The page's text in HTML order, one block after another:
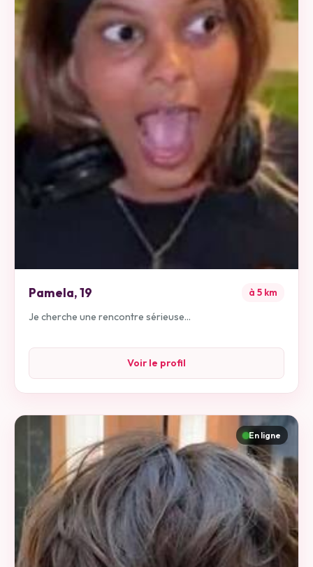
Pamela,19 à 5 km
Je cherche une rencontre sérieuse...
Voir le profil
En ligne